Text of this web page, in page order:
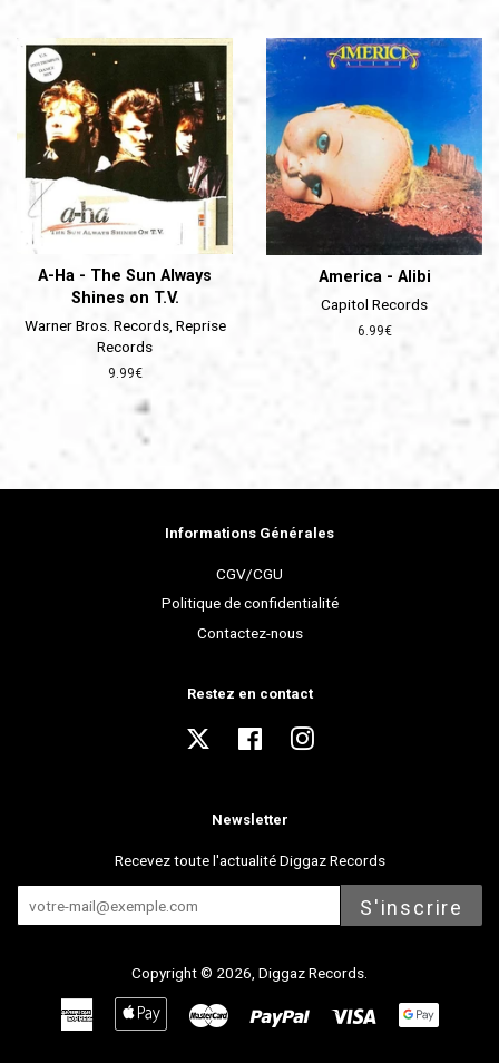
A-Ha - The Sun Always
Shines on T.V.
Warner Bros. Records, Reprise
Records
Prix
9.99€
America - Alibi
Capitol Records
Prix
6.99€
Informations Générales
CGV/CGU
Politique de confidentialité
Contactez-nous
Restez en contact
Twitter FacebookInstagram
Newsletter
Recevez toute l'actualité Diggaz Records
S'inscrire
Copyright © 2026, Diggaz Records
American
Express
Apple
Pay
Master Paypal Visa